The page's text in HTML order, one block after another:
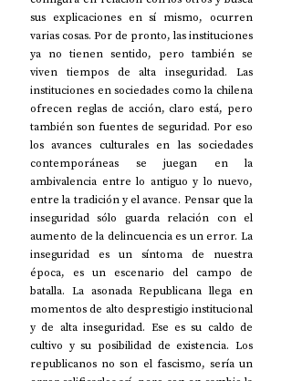
sus explicaciones en sí mismo, ocurren
varias cosas. Por de pronto, las instituciones
ya no tienen sentido, pero también se
viven tiempos de alta inseguridad. Las
instituciones en sociedades como la chilena
ofrecen reglas de acción, claro está, pero
también son fuentes de seguridad. Por eso
los avances culturales en las sociedades
contemporáneas se juegan en la
ambivalencia entre lo antiguo y lo nuevo,
entre la tradición y el avance. Pensar que la
inseguridad sólo guarda relación con el
aumento de la delincuencia es un error. La
inseguridad es un síntoma de nuestra
época, es un escenario del campo de
batalla. La asonada Republicana llega en
momentos de alto desprestigio institucional
y de alta inseguridad. Ese es su caldo de
cultivo y su posibilidad de existencia. Los
republicanos no son el fascismo, sería un